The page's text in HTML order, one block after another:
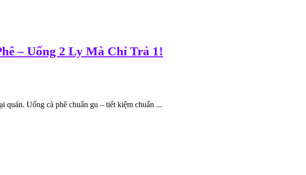
– Uống 2 Ly Mà Chỉ Trả 1!
quán. Uống cà phê chuẩn gu – tiết kiệm chuẩn ...